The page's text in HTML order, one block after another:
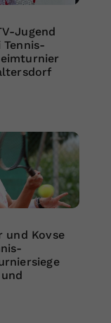
Jugend
und Kovse